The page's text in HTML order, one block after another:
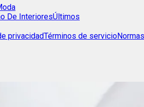
De InterioresÚltimos
privacidadTérminos de servicio